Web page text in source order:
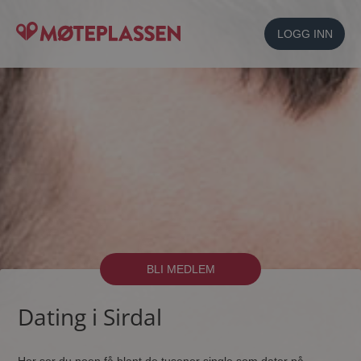
LOGG INN
BLI MEDLEM
Dating i Sirdal